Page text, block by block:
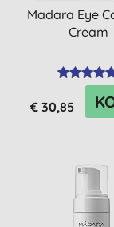
Madara Eye
Cream
€ 30,85